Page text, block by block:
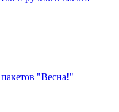
"Весна!"